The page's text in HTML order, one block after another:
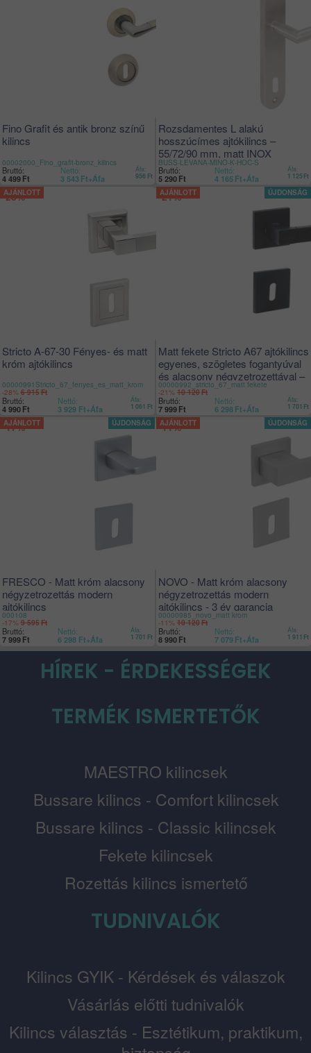
Fino Grafit és antik bronz színű
kilincs
00002000_Fino_grafit-bronz_kilincs
Bruttó:
4 499 Ft
Nettó:
3 543 Ft+Áfa
Áfa:
956 Ft
Rozsdamentes L alakú
hosszúcímes ajtókilincs –
55/72/90 mm, matt INOX
BUSS-LEVANA-MINO-K-HOC-S
Bruttó:
5 290 Ft
Nettó:
4 165 Ft+Áfa
Áfa:
1 125Ft
-28%
Stricto A-67-30 Fényes- és matt
króm ajtókilincs
00000991Stricto_67_fenyes_es_matt_krom
-28% 6 915Ft
Bruttó:
4 990 Ft
Nettó:
3 929 Ft+Áfa
Áfa:
1 061 Ft
-21%
Matt fekete Stricto A67 ajtókilincs
egyenes, szögletes fogantyúval
és alacsony négyzetrozettával –
3 év garancia
00000992_stricto_67_matt fekete
-21% 10 120Ft
Bruttó:
7 999 Ft
Nettó:
6 298 Ft+Áfa
Áfa:
1 701 Ft
-17%
FRESCO - Matt króm alacsony
négyzetrozettás modern
ajtókilincs
000108
-17% 9 595Ft
Bruttó:
7 999 Ft
Nettó:
6 298 Ft+Áfa
Áfa:
1 701 Ft
-11%
NOVO - Matt króm alacsony
négyzetrozettás modern
ajtókilincs - 3 év garancia
00000985_novo_matt krom
-11% 10 120Ft
Bruttó:
8 990 Ft
Nettó:
7 079 Ft+Áfa
Áfa:
1 911 Ft
HÍREK - ÉRDEKESSÉGEK
TERMÉK ISMERTETŐK
MAESTRO kilincsek
Bussare kilincs - Comfort kilincsek
Bussare kilincs - Classic kilincsek
Fekete kilincsek
Rozettás kilincs ismertető
TUDNIVALÓK
Kilincs GYIK - Kérdések és válaszok
Vásárlás előtti tudnivalók
Kilincs választás - Esztétikum, praktikum,